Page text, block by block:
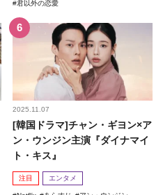
君以外の恋愛
2025.11.07
[韓国ドラマ]チャン・ギヨン×ア
ン・ウンジン主演『ダイナマイ
ト・キス』
注目 エンタメ